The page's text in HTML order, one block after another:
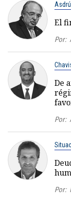
El
Por:
De
Por:
Por: